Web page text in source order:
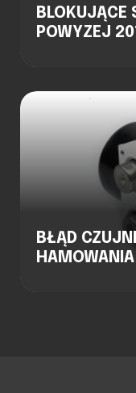
BLOKUJĄCE
POWYZEJ
BŁĄD